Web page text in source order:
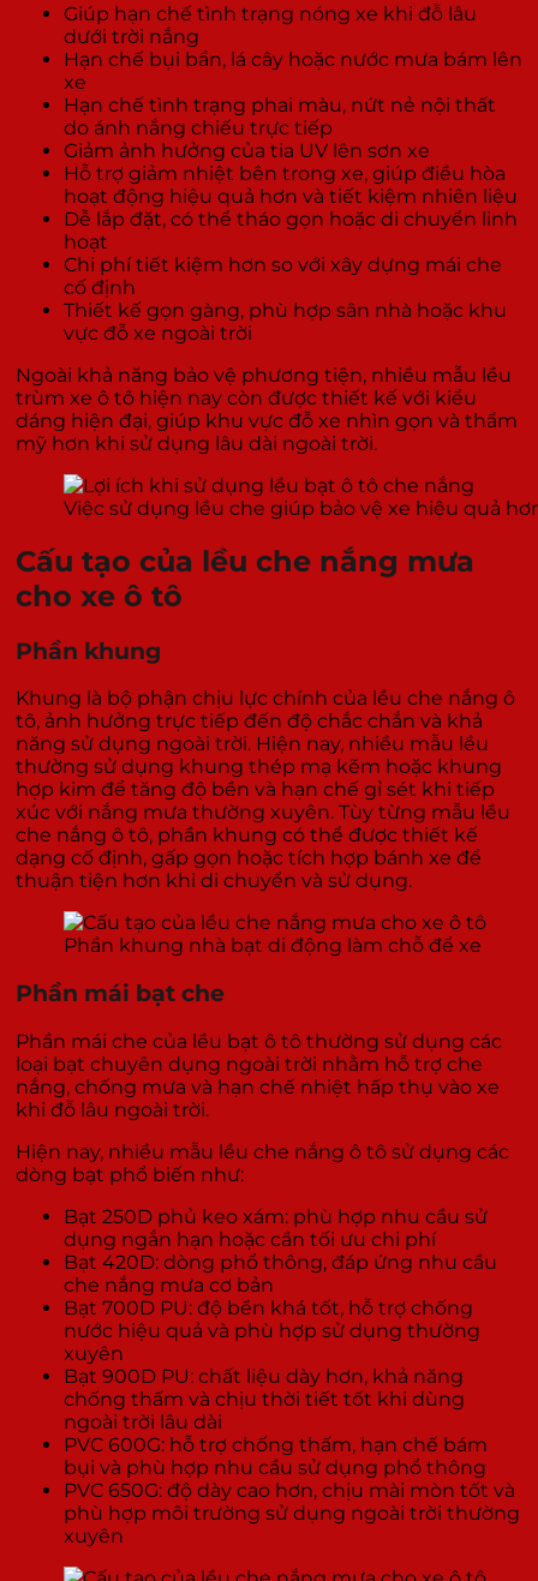
Giúp hạn chế tình trạng nóng xe khi đỗ lâu
dưới trời nắng
Hạn chế bụi bẩn, lá cây hoặc nước mưa bám lên
xe
Hạn chế tình trạng phai màu, nứt nẻ nội thất
do ánh nắng chiếu trực tiếp
Giảm ảnh hưởng của tia UV lên sơn xe
Hỗ trợ giảm nhiệt bên trong xe, giúp điều hòa
hoạt động hiệu quả hơn và tiết kiệm nhiên liệu
Dễ lắp đặt, có thể tháo gọn hoặc di chuyển linh
hoạt
Chi phí tiết kiệm hơn so với xây dựng mái che
cố định
Thiết kế gọn gàng, phù hợp sân nhà hoặc khu
vực đỗ xe ngoài trời
Ngoài khả năng bảo vệ phương tiện, nhiều mẫu lều
trùm xe ô tô hiện nay còn được thiết kế với kiểu
dáng hiện đại, giúp khu vực đỗ xe nhìn gọn và thẩm
mỹ hơn khi sử dụng lâu dài ngoài trời.
Việc sử dụng lều che giúp bảo vệ xe hiệu quả
Cấu tạo của lều che nắng mưa
cho xe ô tô
Phần khung
Khung là bộ phận chịu lực chính của lều che nắng ô
tô, ảnh hưởng trực tiếp đến độ chắc chắn và khả
năng sử dụng ngoài trời. Hiện nay, nhiều mẫu lều
thường sử dụng khung thép mạ kẽm hoặc khung
hợp kim để tăng độ bền và hạn chế gỉ sét khi tiếp
xúc với nắng mưa thường xuyên. Tùy từng mẫu lều
che nắng ô tô, phần khung có thể được thiết kế
dạng cố định, gấp gọn hoặc tích hợp bánh xe để
thuận tiện hơn khi di chuyển và sử dụng.
Phần khung nhà bạt di động làm chỗ để xe
Phần mái bạt che
Phần mái che của lều bạt ô tô thường sử dụng các
loại bạt chuyên dụng ngoài trời nhằm hỗ trợ che
nắng, chống mưa và hạn chế nhiệt hấp thụ vào xe
khi đỗ lâu ngoài trời.
Hiện nay, nhiều mẫu lều che nắng ô tô sử dụng các
dòng bạt phổ biến như:
Bạt 250D phủ keo xám: phù hợp nhu cầu sử
dụng ngắn hạn hoặc cần tối ưu chi phí
Bạt 420D: dòng phổ thông, đáp ứng nhu cầu
che nắng mưa cơ bản
Bạt 700D PU: độ bền khá tốt, hỗ trợ chống
nước hiệu quả và phù hợp sử dụng thường
xuyên
Bạt 900D PU: chất liệu dày hơn, khả năng
chống thấm và chịu thời tiết tốt khi dùng
ngoài trời lâu dài
PVC 600G: hỗ trợ chống thấm, hạn chế bám
bụi và phù hợp nhu cầu sử dụng phổ thông
PVC 650G: độ dày cao hơn, chịu mài mòn tốt và
phù hợp môi trường sử dụng ngoài trời thường
xuyên